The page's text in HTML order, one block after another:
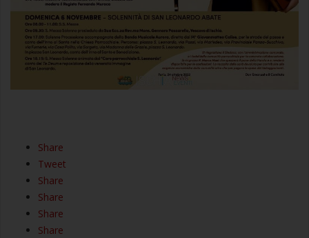
Share
Tweet
Share
Share
Share
Share